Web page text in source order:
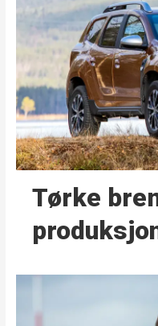
Tørke